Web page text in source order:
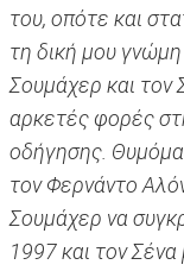
του, οπότε και
τη δική μου
Σουμάχερ και τον
αρκετές φορές
οδήγησης.
τον Φερνάντο
Σουμάχερ να
1997 και τον